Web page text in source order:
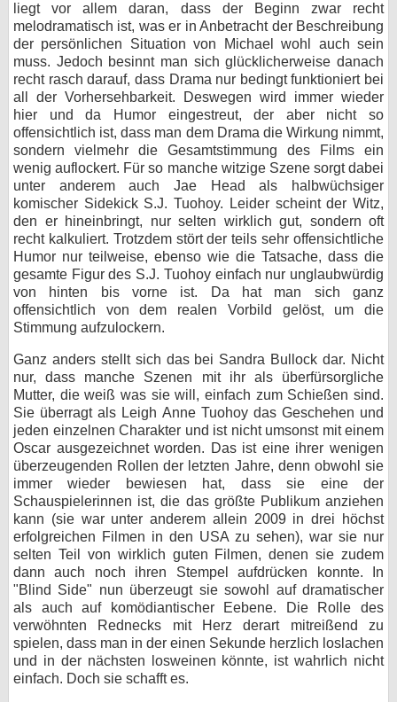
liegt vor allem daran, dass der Beginn zwar recht
melodramatisch ist, was er in Anbetracht der Beschreibung
der persönlichen Situation von Michael wohl auch sein
muss. Jedoch besinnt man sich glücklicherweise danach
recht rasch darauf, dass Drama nur bedingt funktioniert bei
all der Vorhersehbarkeit. Deswegen wird immer wieder
hier und da Humor eingestreut, der aber nicht so
offensichtlich ist, dass man dem Drama die Wirkung nimmt,
sondern vielmehr die Gesamtstimmung des Films ein
wenig auflockert. Für so manche witzige Szene sorgt dabei
unter anderem auch Jae Head als halbwüchsiger
komischer Sidekick S.J. Tuohoy. Leider scheint der Witz,
den er hineinbringt, nur selten wirklich gut, sondern oft
recht kalkuliert. Trotzdem stört der teils sehr offensichtliche
Humor nur teilweise, ebenso wie die Tatsache, dass die
gesamte Figur des S.J. Tuohoy einfach nur unglaubwürdig
von hinten bis vorne ist. Da hat man sich ganz
offensichtlich von dem realen Vorbild gelöst, um die
Stimmung aufzulockern.
Ganz anders stellt sich das bei Sandra Bullock dar. Nicht
nur, dass manche Szenen mit ihr als überfürsorgliche
Mutter, die weiß was sie will, einfach zum Schießen sind.
Sie überragt als Leigh Anne Tuohoy das Geschehen und
jeden einzelnen Charakter und ist nicht umsonst mit einem
Oscar ausgezeichnet worden. Das ist eine ihrer wenigen
überzeugenden Rollen der letzten Jahre, denn obwohl sie
immer wieder bewiesen hat, dass sie eine der
Schauspielerinnen ist, die das größte Publikum anziehen
kann (sie war unter anderem allein 2009 in drei höchst
erfolgreichen Filmen in den USA zu sehen), war sie nur
selten Teil von wirklich guten Filmen, denen sie zudem
dann auch noch ihren Stempel aufdrücken konnte. In
"Blind Side" nun überzeugt sie sowohl auf dramatischer
als auch auf komödiantischer Eebene. Die Rolle des
verwöhnten Rednecks mit Herz derart mitreißend zu
spielen, dass man in der einen Sekunde herzlich loslachen
und in der nächsten losweinen könnte, ist wahrlich nicht
einfach. Doch sie schafft es.